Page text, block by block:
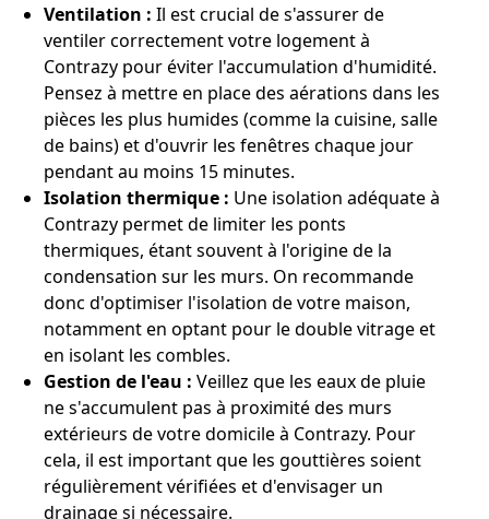
Ventilation : Il est crucial de s'assurer de
ventiler correctement votre logement à
Contrazy pour éviter l'accumulation d'humidité.
Pensez à mettre en place des aérations dans les
pièces les plus humides (comme la cuisine, salle
de bains) et d'ouvrir les fenêtres chaque jour
pendant au moins 15 minutes.
Isolation thermique : Une isolation adéquate à
Contrazy permet de limiter les ponts
thermiques, étant souvent à l'origine de la
condensation sur les murs. On recommande
donc d'optimiser l'isolation de votre maison,
notamment en optant pour le double vitrage et
en isolant les combles.
Gestion de l'eau : Veillez que les eaux de pluie
ne s'accumulent pas à proximité des murs
extérieurs de votre domicile à Contrazy. Pour
cela, il est important que les gouttières soient
régulièrement vérifiées et d'envisager un
drainage si nécessaire.